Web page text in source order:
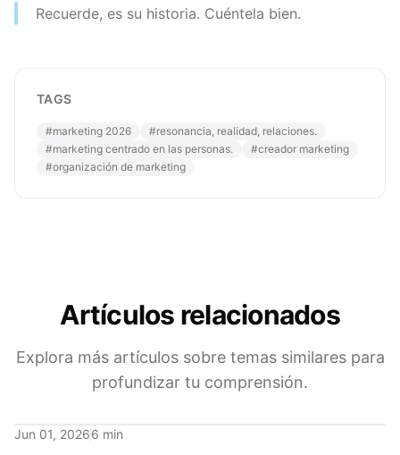
Recuerde, es su historia. Cuéntela bien.
TAGS
#marketing 2026 #resonancia, realidad, relaciones.
#marketing centrado en las personas. #creador marketing
#organización de marketing
Artículos relacionados
Explora más artículos sobre temas similares para
profundizar tu comprensión.
Jun 01, 20266 min